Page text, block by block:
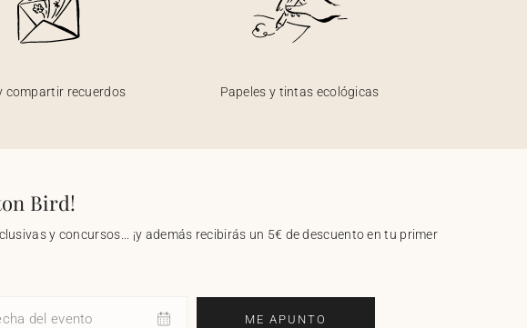
compartir recuerdos Papeles y tintas ecológicas
Bird!
y concursos... ¡y además recibirás un 5€ de descuento en tu primer
del evento ME APUNTO